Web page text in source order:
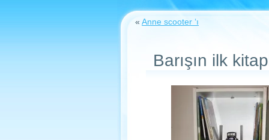
« Anne scooter ‘ı
Barışın ilk